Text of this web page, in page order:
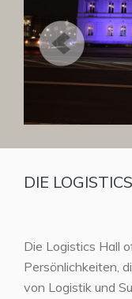
DIE
Die Logistics Hall
Persönlichkeiten,
von Logistik und